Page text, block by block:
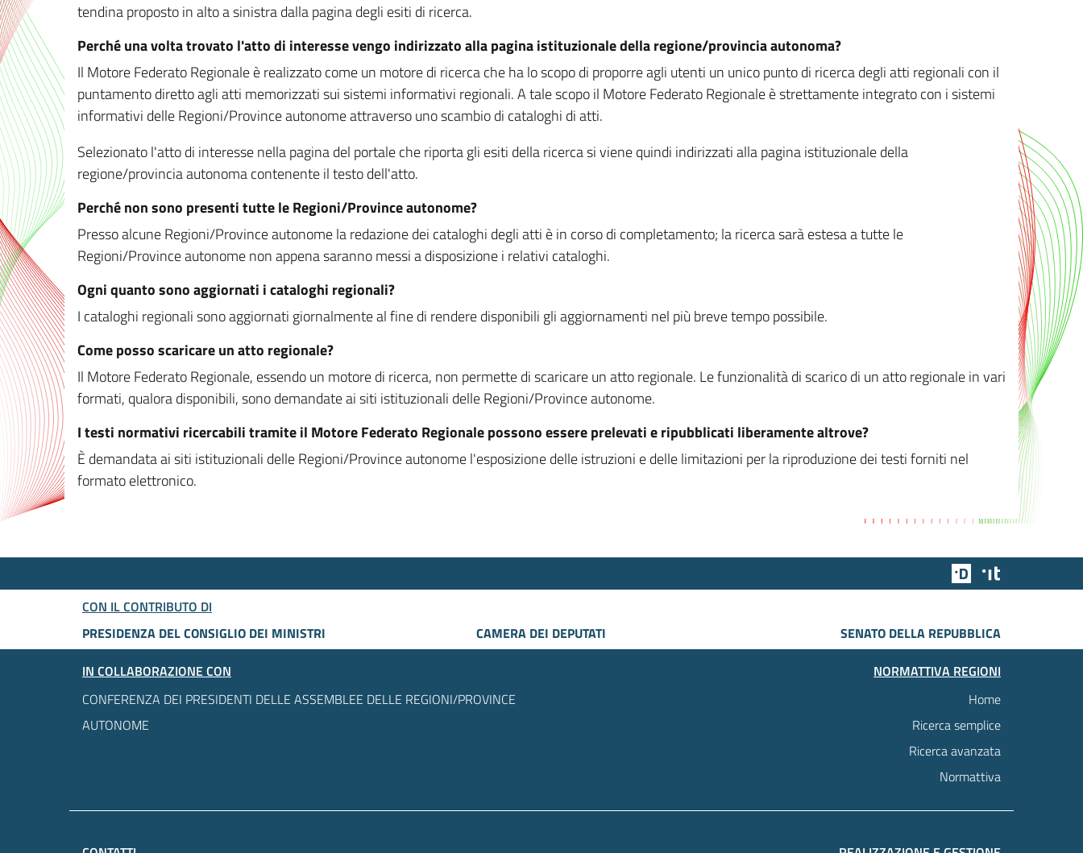
tendina proposto in alto a sinistra dalla pagina degli esiti di ricerca.
Perché una volta trovato l'atto di interesse vengo indirizzato alla pagina istituzionale della regione/provincia autonoma?
Il Motore Federato Regionale è realizzato come un motore di ricerca che ha lo scopo di proporre agli utenti un unico punto di ricerca degli atti regionali con il
puntamento diretto agli atti memorizzati sui sistemi informativi regionali. A tale scopo il Motore Federato Regionale è strettamente integrato con i sistemi
informativi delle Regioni/Province autonome attraverso uno scambio di cataloghi di atti.
Selezionato l'atto di interesse nella pagina del portale che riporta gli esiti della ricerca si viene quindi indirizzati alla pagina istituzionale della
regione/provincia autonoma contenente il testo dell'atto.
Perché non sono presenti tutte le Regioni/Province autonome?
Presso alcune Regioni/Province autonome la redazione dei cataloghi degli atti è in corso di completamento; la ricerca sarà estesa a tutte le
Regioni/Province autonome non appena saranno messi a disposizione i relativi cataloghi.
Ogni quanto sono aggiornati i cataloghi regionali?
I cataloghi regionali sono aggiornati giornalmente al fine di rendere disponibili gli aggiornamenti nel più breve tempo possibile.
Come posso scaricare un atto regionale?
Il Motore Federato Regionale, essendo un motore di ricerca, non permette di scaricare un atto regionale. Le funzionalità di scarico di un atto regionale in vari
formati, qualora disponibili, sono demandate ai siti istituzionali delle Regioni/Province autonome.
I testi normativi ricercabili tramite il Motore Federato Regionale possono essere prelevati e ripubblicati liberamente altrove?
È demandata ai siti istituzionali delle Regioni/Province autonome l'esposizione delle istruzioni e delle limitazioni per la riproduzione dei testi forniti nel
formato elettronico.
Team Digitale
CON IL CONTRIBUTO DI
PRESIDENZA DEL CONSIGLIO DEI MINISTRI
CAMERA DEI DEPUTATI
SENATO DELLA REPUBBLICA
IN COLLABORAZIONE CON
CONFERENZA DEI PRESIDENTI DELLE ASSEMBLEE DELLE REGIONI/PROVINCE
AUTONOME
NORMATTIVA REGIONI
Home
Ricerca semplice
Ricerca avanzata
Normattiva